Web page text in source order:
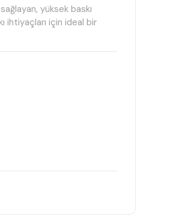
yüksek baskı
ihtiyaçları için ideal bir